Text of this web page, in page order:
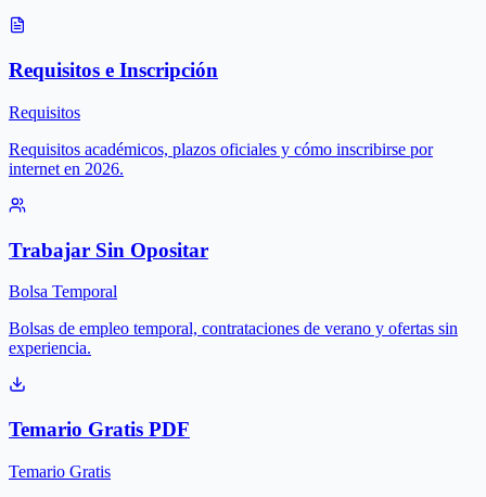
Requisitos e Inscripción
Requisitos
Requisitos académicos, plazos oficiales y cómo inscribirse por
internet en 2026.
Trabajar Sin Opositar
Bolsa Temporal
Bolsas de empleo temporal, contrataciones de verano y ofertas sin
experiencia.
Temario Gratis PDF
Temario Gratis